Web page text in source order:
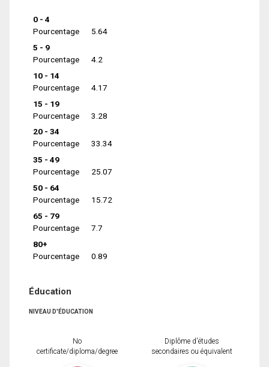
0 - 4
Pourcentage
5.64
5 - 9
Pourcentage
4.2
10 - 14
Pourcentage
4.17
15 - 19
Pourcentage
3.28
20 - 34
Pourcentage
33.34
35 - 49
Pourcentage
25.07
50 - 64
Pourcentage
15.72
65 - 79
Pourcentage
7.7
80+
Pourcentage
0.89
Éducation
NIVEAU D'ÉDUCATION
No
certificate/diploma/degree
Diplôme d'études
secondaires ou équivalent